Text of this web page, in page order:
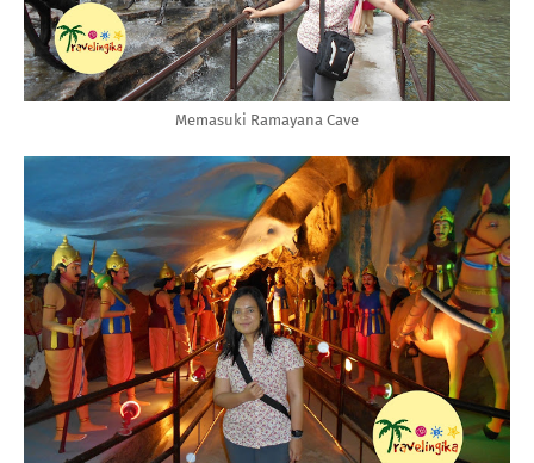
Memasuki Ramayana Cave